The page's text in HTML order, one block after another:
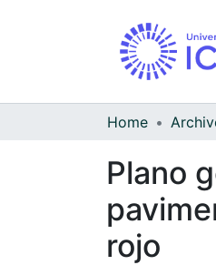
Home
Plano
rojo